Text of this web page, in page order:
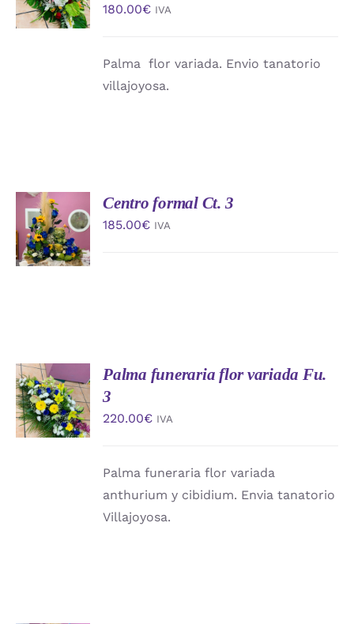
/
DETALLES
180.00€ IVA
Palma flor variada. Envio tanatorio
villajoyosa.
AÑADIR
AL
CARRITO
/
DETALLES
Centro formal Ct. 3
185.00€ IVA
AÑADIR
AL
CARRITO
/
DETALLES
Palma funeraria flor variada Fu.
3
220.00€ IVA
Palma funeraria flor variada
anthurium y cibidium. Envia tanatorio
Villajoyosa.